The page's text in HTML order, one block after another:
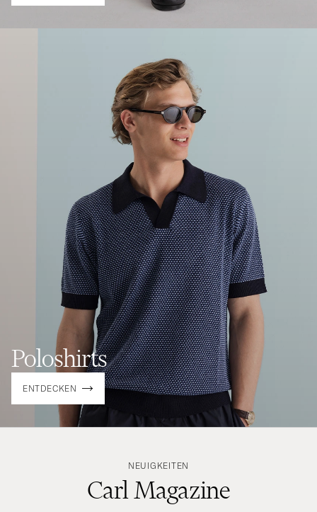
Poloshirts
ENTDECKEN
NEUIGKEITEN
Carl Magazine